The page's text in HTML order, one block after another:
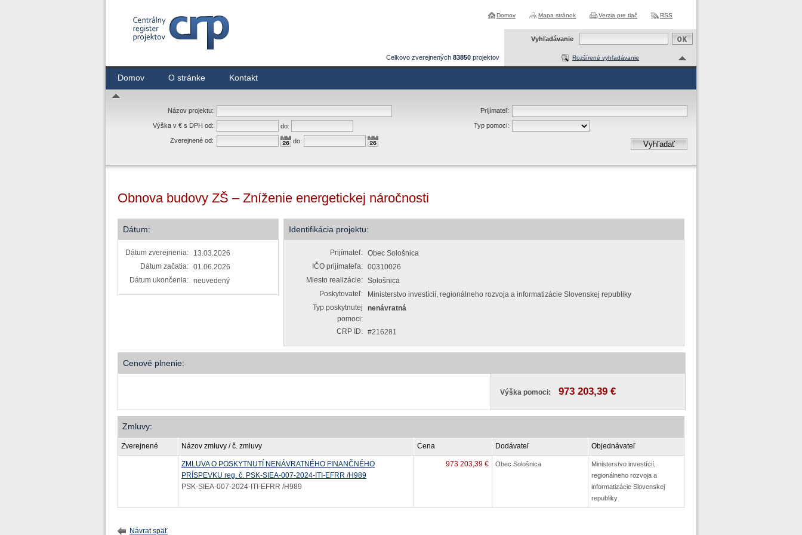
Domov Mapa stránok Verzia pre tlač RSS
Celkovo zverejnených 83850 projektov
Domov O stránke Kontakt
Vyhľadávanie
Rozšírené vyhľadávanie
Názov projektu:
Výška v € s DPH od:
do:
Zverejnené od:
do:
Prijímateľ:
Typ pomoci:
Vyhľadať
Obnova budovy ZŠ – Zníženie energetickej náročnosti
Dátum:
Dátum zverejnenia:
13.03.2026
Dátum začatia: 01.06.2026
Dátum ukončenia: neuvedený
Identifikácia projektu:
Prijímateľ: Obec Sološnica
IČO prijímateľa: 00310026
Miesto realizácie: Sološnica
Poskytovateľ:
Ministerstvo investícií, regionálneho rozvoja a informatizácie Slovenskej republiky
Typ poskytnutej
pomoci:
nenávratná
CRP ID: #216281
Cenové plnenie:
Výška pomoci: 973 203,39 €
Zmluvy:
Zverejnené Názov zmluvy / č. zmluvy Cena Dodávateľ Objednávateľ
ZMLUVA O POSKYTNUTÍ NENÁVRATNÉHO FINANČNÉHO
PRÍSPEVKU reg. č. PSK-SIEA-007-2024-ITI-EFRR /H989
PSK-SIEA-007-2024-ITI-EFRR /H989
973 203,39 € Obec Sološnica
Ministerstvo investícií,
regionálneho rozvoja a
informatizácie Slovenskej
republiky
Návrat späť